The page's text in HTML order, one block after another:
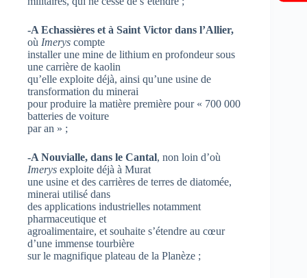
-A Echassières et à Saint Victor dans l’Allier,
où Imerys compte
installer une mine de lithium en profondeur sous
une carrière de kaolin
qu’elle exploite déjà, ainsi qu’une usine de
transformation du minerai
pour produire la matière première pour « 700 000
batteries de voiture
par an » ;
-A Nouvialle, dans le Cantal, non loin d’où
Imerys exploite déjà à Murat
une usine et des carrières de terres de diatomée,
minerai utilisé dans
des applications industrielles notamment
pharmaceutique et
agroalimentaire, et souhaite s’étendre au cœur
d’une immense tourbière
sur le magnifique plateau de la Planèze ;